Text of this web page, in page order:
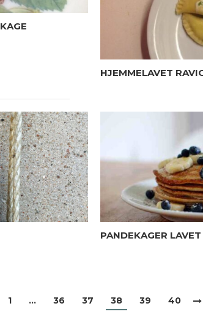
HJEMMELAVET
PANDEKAGER
1 … 36 37 38 39 40